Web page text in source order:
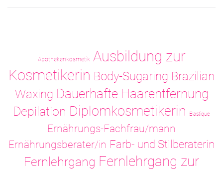
Apothekenkosmetik Ausbildung zur
Kosmetikerin Body-Sugaring Brazilian
Waxing Dauerhafte Haarentfernung
Depilation Diplomkosmetikerin Elastique
Ernährungs-Fachfrau/mann
Ernährungsberater/in Farb- und Stilberaterin
Fernlehrgang Fernlehrgang zur